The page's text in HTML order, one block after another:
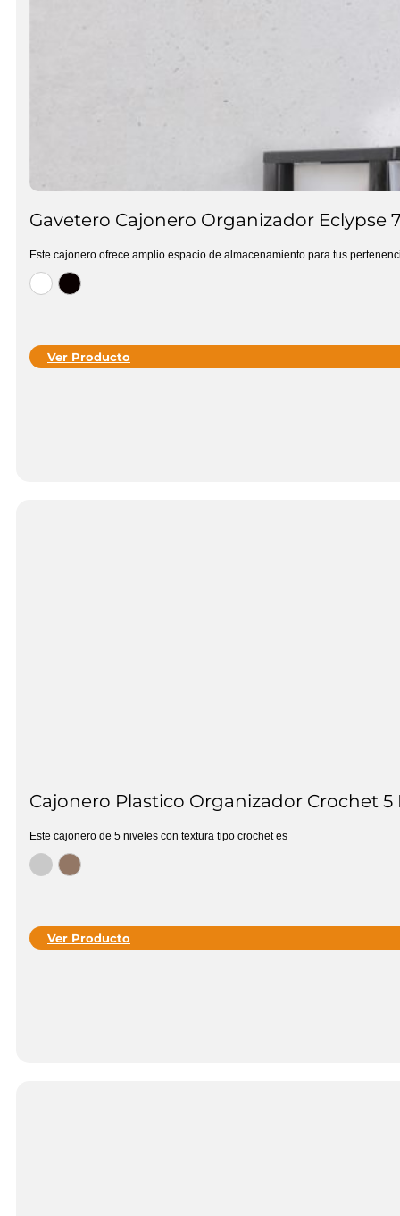
Gavetero Cajonero Organizador Eclypse
Este cajonero ofrece amplio espacio de almacenamiento para tus
Ver Producto
Cajonero Plastico Organizador Crochet 5
Este cajonero de 5 niveles con textura tipo crochet es
Ver Producto